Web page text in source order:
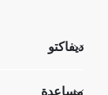
ديفاكتو
مساعدة